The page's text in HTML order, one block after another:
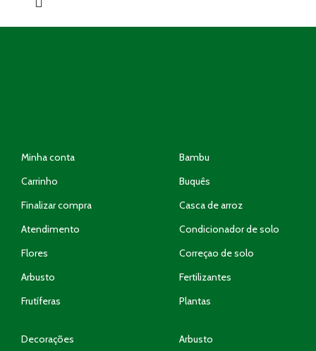
Minha conta
Carrinho
Finalizar compra
Atendimento
Flores
Arbusto
Frutíferas
Bambu
Buquês
Casca de arroz
Condicionador de solo
Correçao de solo
Fertilizantes
Plantas
Decorações Arbusto